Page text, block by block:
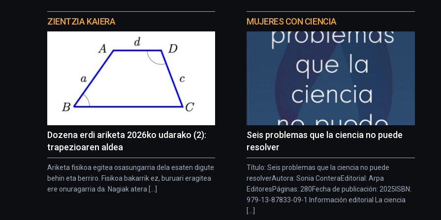
proyectos
ZIENTZIA KAIERA
Dozena erdi ariketa 2026ko udarako (2):
trapezioaren aldea
Ariketa fisikoa egitea osasungarria dela esaten digute
behin eta berriro. Fisikoa bakarrik ez, buruari eragitea
ere onuragarria da. Nagiak atera [...]
MUJERES CON CIENCIA
Seis problemas que la ciencia no puede
resolver
Título: Seis problemas que la ciencia no puede
resolverAutora: Sonia ConteraEditorial: Arpa
EditoresPáginas: 280Fecha de publicación: 2025ISBN:
979-13-87833-09-1 Información editorial La ciencia
[...]